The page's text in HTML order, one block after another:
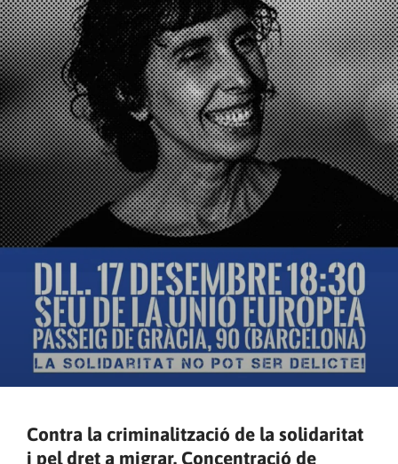
Contra la criminalització de la solidaritat
i pel dret a migrar. Concentració de